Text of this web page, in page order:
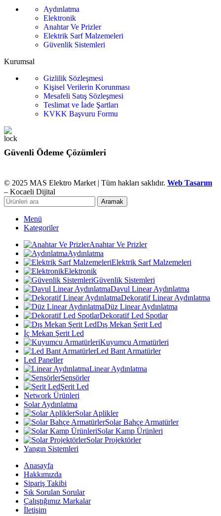
Aydınlatma
Elektronik
Anahtar Ve Prizler
Elektrik Sarf Malzemeleri
Güvenlik Sistemleri
Kurumsal
Gizlilik Sözleşmesi
Kişisel Verilerin Korunması
Mesafeli Satış Sözleşmesi
Teslimat ve İade Şartları
KVKK Başvuru Formu
Güvenli Ödeme Çözümleri
© 2025 MAS Elektro Market | Tüm hakları saklıdır. Web Tasarım
– Kocaeli Dijital
Aramak
Menü
Kategoriler
Anahtar Ve Prizler
Aydınlatma
Elektrik Sarf Malzemeleri
Elektronik
Güvenlik Sistemleri
Davul Linear Aydınlatma
Dekoratif Linear Aydınlatma
Düz Linear Aydınlatma
Dekoratif Led Spotlar
Dış Mekan Şerit Led
İç Mekan Şerit Led
Kuyumcu Armatürleri
Led Bant Armatürler
Led Paneller
Linear Aydınlatma
Sensörler
Şerit Led
Network Ürünleri
Solar Aydınlatma
Solar Aplikler
Solar Bahçe Armatürler
Solar Kamp Ürünleri
Solar Projektörler
Yangın Sistemleri
Anasayfa
Hakkımızda
Sipariş Takibi
Sık Sorulan Sorular
Çalıştığımız Markalar
İletişim